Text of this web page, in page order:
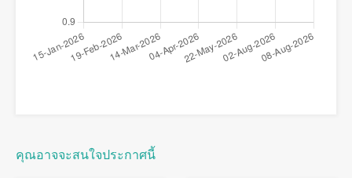
คุณอาจจะสนใจประกาศนี้